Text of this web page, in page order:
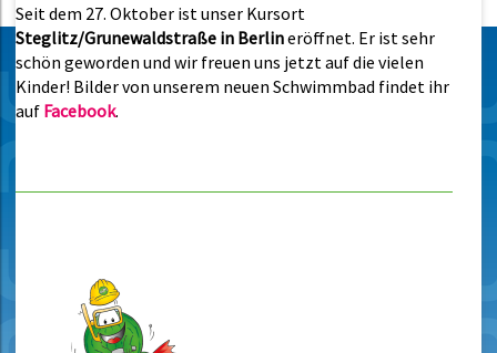
Seit dem 27. Oktober ist unser Kursort
Steglitz/Grunewaldstraße in Berlineröffnet. Er ist sehr
schön geworden und wir freuen uns jetzt auf die vielen
Kinder! Bilder von unserem neuen Schwimmbad findet ihr
auf Facebook.